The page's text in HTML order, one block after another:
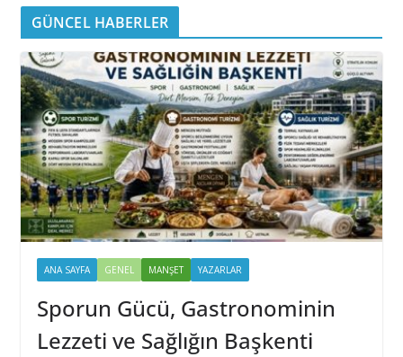
GÜNCEL HABERLER
ANA SAYFA GENEL MANŞET YAZARLAR
Sporun Gücü, Gastronominin
Lezzeti ve Sağlığın Başkenti